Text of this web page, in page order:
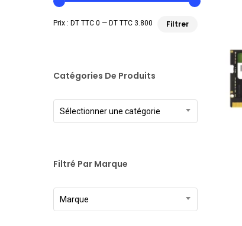
Filtrer
Prix : DT TTC 0 — DT TTC 3.800
Catégories De Produits
Sélectionner une catégorie
Filtré Par Marque
Marque